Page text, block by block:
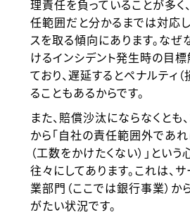
理責任を負っていることが多く
任範囲だと分かるまでは対応し
スを取る傾向にあります。なぜ
けるインシデント発生時の目
ており、遅延するとペナルティ
ることもあるからです。
また、賠償沙汰にならなくとも
から「自社の責任範囲外であ
（工数をかけたくない）」とい
往々にしてあります。これは、
業部門（ここでは銀行事業）
がたい状況です。